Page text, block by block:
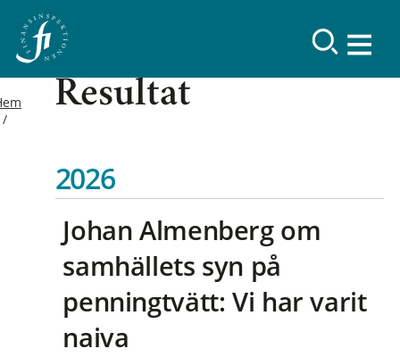
Resultat
2026
Johan Almenberg om
samhällets syn på
penningtvätt: Vi har varit
naiva